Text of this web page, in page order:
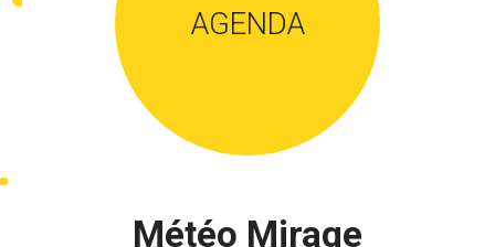
AGENDA
Météo Mirage